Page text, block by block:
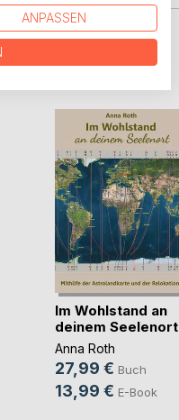
BEIBoD
Im Wohlstand an
deinem Seelenort
Anna Roth
27,99 € Buch
13,99 € E-Book
ANPASSEN